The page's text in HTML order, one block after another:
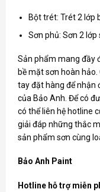
Bột trét: Trét 2 lớp
Sơn phủ: Sơn 2 lớp
Sản phẩm mang đầy
bề mặt sơn hoàn
tay đặt hàng để nhận
của Bảo Anh. Để có
có thể liên hệ hotline
giải đáp những thắc
sản phẩm sơn cùng
Bảo Anh Paint
Hotline hỗ trợ miễn